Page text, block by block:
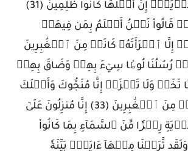
أَهۡلِ هَٰذِهِ ٱلۡقَرۡيَةِۖ إِنَّ أَهۡلَهَا كَانُواْ ظَٰلِمِينَ (31)
قَالُواْ نَحۡنُ أَعۡلَمُ بِمَن فِيهَاۖ
إِلَّا ٱمۡرَأَتَهُۥ كَانَتۡ مِنَ ٱلۡغَٰبِرِينَ
جَآءَتۡ رُسُلُنَا لُوطٗا سِيٓءَ بِهِمۡ وَضَاقَ بِهِمۡ
تَخَفۡ وَلَا تَحۡزَنۡ إِنَّا مُنَجُّوكَ وَأَهۡلَكَ
إِلَّا ٱمۡرَأَتَكَ كَانَتۡ مِنَ ٱلۡغَٰبِرِينَ (33) إِنَّا مُنزِلُونَ عَلَىٰٓ
رِجۡزٗا مِّنَ ٱلسَّمَآءِ بِمَا كَانُواْ
(34) وَلَقَد تَّرَكۡنَا مِنۡهَآ ءَايَةَۢ بَيِّنَةٗ